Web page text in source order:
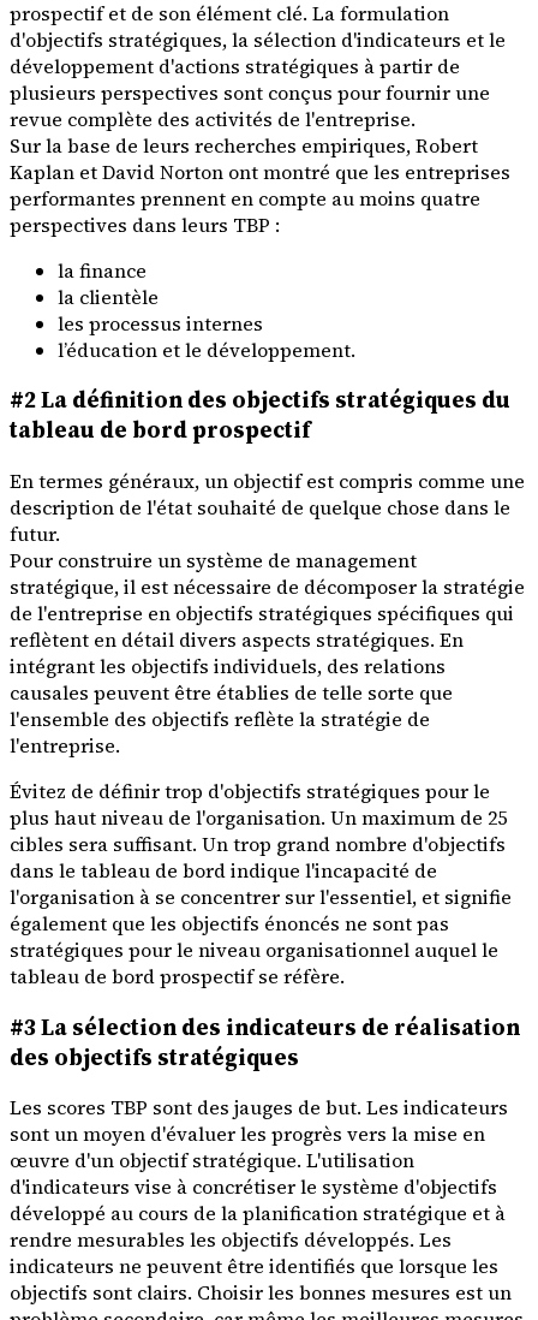
prospectif et de son élément clé. La formulation
d'objectifs stratégiques, la sélection d'indicateurs et le
développement d'actions stratégiques à partir de
plusieurs perspectives sont conçus pour fournir une
revue complète des activités de l'entreprise.
Sur la base de leurs recherches empiriques, Robert
Kaplan et David Norton ont montré que les entreprises
performantes prennent en compte au moins quatre
perspectives dans leurs TBP :
la finance
la clientèle
les processus internes
l’éducation et le développement.
#2 La définition des objectifs stratégiques du
tableau de bord prospectif
En termes généraux, un objectif est compris comme une
description de l'état souhaité de quelque chose dans le
futur.
Pour construire un système de management
stratégique, il est nécessaire de décomposer la stratégie
de l'entreprise en objectifs stratégiques spécifiques qui
reflètent en détail divers aspects stratégiques. En
intégrant les objectifs individuels, des relations
causales peuvent être établies de telle sorte que
l'ensemble des objectifs reflète la stratégie de
l'entreprise.
Évitez de définir trop d'objectifs stratégiques pour le
plus haut niveau de l'organisation. Un maximum de 25
cibles sera suffisant. Un trop grand nombre d'objectifs
dans le tableau de bord indique l'incapacité de
l'organisation à se concentrer sur l'essentiel, et signifie
également que les objectifs énoncés ne sont pas
stratégiques pour le niveau organisationnel auquel le
tableau de bord prospectif se réfère.
#3 La sélection des indicateurs de réalisation
des objectifs stratégiques
Les scores TBP sont des jauges de but. Les indicateurs
sont un moyen d'évaluer les progrès vers la mise en
œuvre d'un objectif stratégique. L'utilisation
d'indicateurs vise à concrétiser le système d'objectifs
développé au cours de la planification stratégique et à
rendre mesurables les objectifs développés. Les
indicateurs ne peuvent être identifiés que lorsque les
objectifs sont clairs. Choisir les bonnes mesures est un